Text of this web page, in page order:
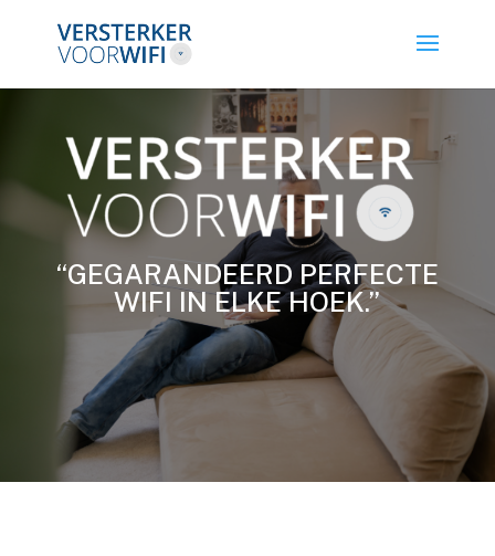
“GEGARANDEERD PERFECTE
WIFI IN ELKE HOEK.”